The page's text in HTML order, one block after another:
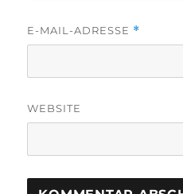
E-MAIL-ADRESSE *
WEBSITE